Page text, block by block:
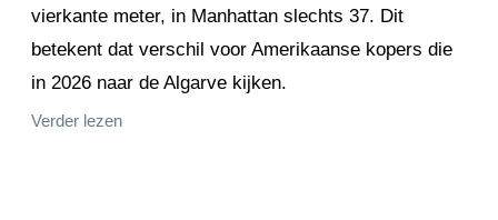
vierkante meter, in Manhattan slechts 37. Dit
betekent dat verschil voor Amerikaanse kopers die
in 2026 naar de Algarve kijken.
Verder lezen